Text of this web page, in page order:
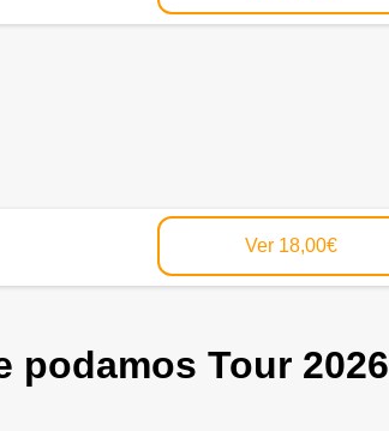
Ver 18,00€
podamos Tour 2026